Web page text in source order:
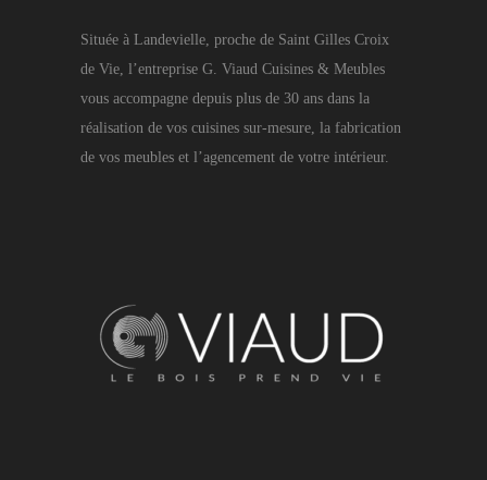
Située à Landevielle, proche de Saint Gilles Croix
de Vie, l’entreprise G. Viaud Cuisines & Meubles
vous accompagne depuis plus de 30 ans dans la
réalisation de vos cuisines sur-mesure, la fabrication
de vos meubles et l’agencement de votre intérieur.